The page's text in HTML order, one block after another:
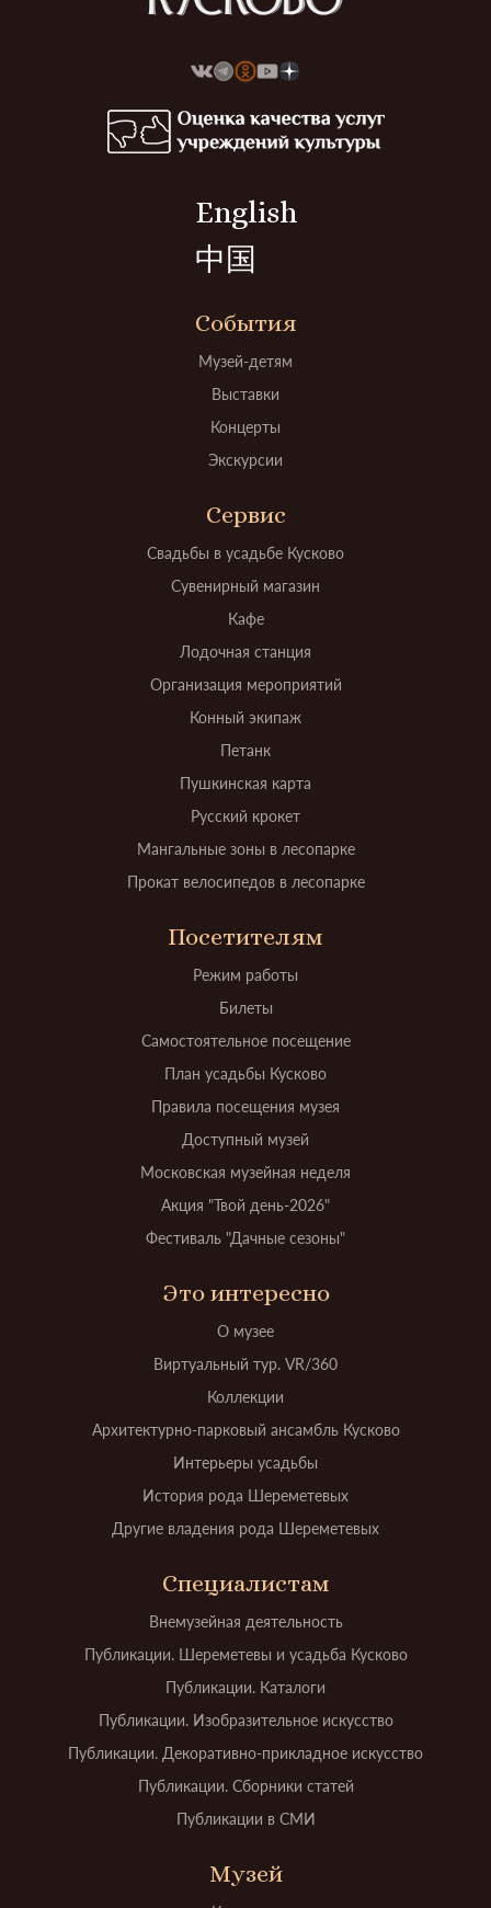
English
中国
События
Музей-детям
Выставки
Концерты
Экскурсии
Сервис
Свадьбы в усадьбе Кусково
Сувенирный магазин
Кафе
Лодочная станция
Организация мероприятий
Конный экипаж
Петанк
Пушкинская карта
Русский крокет
Мангальные зоны в лесопарке
Прокат велосипедов в лесопарке
Посетителям
Режим работы
Билеты
Самостоятельное посещение
План усадьбы Кусково
Правила посещения музея
Доступный музей
Московская музейная неделя
Акция "Твой день-2026"
Фестиваль "Дачные сезоны"
Это интересно
О музее
Виртуальный тур. VR/360
Коллекции
Архитектурно-парковый ансамбль Кусково
Интерьеры усадьбы
История рода Шереметевых
Другие владения рода Шереметевых
Специалистам
Внемузейная деятельность
Публикации. Шереметевы и усадьба Кусково
Публикации. Каталоги
Публикации. Изобразительное искусство
Публикации. Декоративно-прикладное искусство
Публикации. Сборники статей
Публикации в СМИ
Музей